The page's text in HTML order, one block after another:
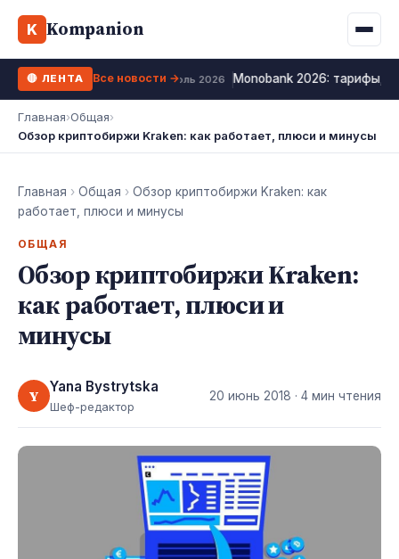
K Kompanion
Калькулятор МФО
Все 10 МФО →
Жизни
WhiteBIT
Kuna
Bybit
OKX
Все 10 бирж →
Ипотека
Депозит
Рефинансирование
ФОП налоги
🔴 ЛЕНТА 12 июль 2026 Monobank 2026: тарифы,
Все новости →
Главная›Общая›
Обзор криптобиржи Kraken: как работает, плюси и минусы
Главная › Общая › Обзор криптобиржи Kraken: как
работает, плюси и минусы
ОБЩАЯ
Обзор криптобиржи Kraken:
как работает, плюси и
минусы
Y Yana Bystrytska
Шеф-редактор
20 июнь 2018 · 4 мин чтения